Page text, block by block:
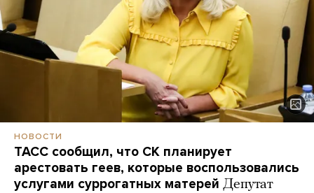
НОВОСТИ
ТАСС сообщил, что СК планирует
арестовать геев, которые воспользовались
услугами суррогатных матерей Депутат